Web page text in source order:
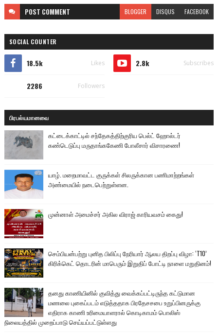
POST COMMENT BLOGGER DISQUS FACEBOOK
SOCIAL COUNTER
18.5k Likes 2.8k Subscribes
2286 Followers
பிரபல்யமானவை
கட்டைக்காட்டில் சந்தேகத்திற்குரிய பெல்ட் ஹோல்டர்
கண்டெடுப்பு மருதாங்ககேணி போலீசார் விசாரணை!
யாழ். மறைமாவட்ட குருக்கள் சிலருக்கான பணிமாற்றங்கள்
அண்மையில் நடைபெற்றுள்ளன.
முன்னாள் அமைச்சர் அகில விராஜ் காரியவசம் கைது!
செம்பியன்பற்று புனித பிலிப்பு நேரியார் ஆலய திறப்பு விழா: ‘T10’
கிரிக்கெட் தொடரின் மாபெரும் இறுதிப் போட்டி நாளை மறுதினம்!
தனது காணியினில் குவித்து வைக்கப்பட்டிருந்த கட்டுமான
மணலை புகைப்படம் எடுத்ததாக பிரதேசசபை உறுப்பினருக்கு
எதிராக காணி உரிமையாளரால் கொடிகாமம் பொலிஸ்
நிலையத்தில் முறைப்பாடு செய்யப்பட்டுள்ளது